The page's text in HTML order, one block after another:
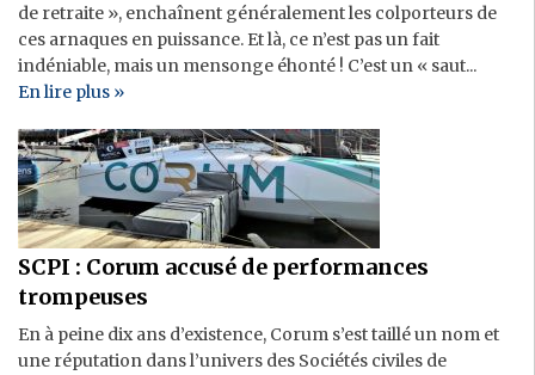
de retraite », enchaînent généralement les colporteurs de
ces arnaques en puissance. Et là, ce n’est pas un fait
indéniable, mais un mensonge éhonté ! C’est un « saut...
En lire plus »
SCPI : Corum accusé de performances
trompeuses
En à peine dix ans d’existence, Corum s’est taillé un nom et
une réputation dans l’univers des Sociétés civiles de